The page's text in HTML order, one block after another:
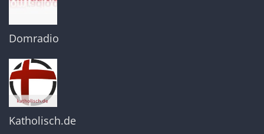
Domradio
Katholisch.de